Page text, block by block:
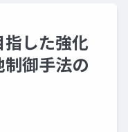
した強化
御手法の